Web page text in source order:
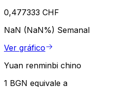
0,477333 CHF
NaN (NaN%) Semanal
Ver gráfico
Yuan renminbi chino
1 BGN equivale a